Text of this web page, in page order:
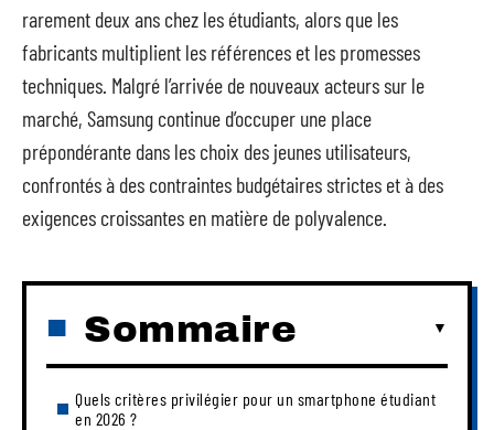
rarement deux ans chez les étudiants, alors que les
fabricants multiplient les références et les promesses
techniques. Malgré l’arrivée de nouveaux acteurs sur le
marché, Samsung continue d’occuper une place
prépondérante dans les choix des jeunes utilisateurs,
confrontés à des contraintes budgétaires strictes et à des
exigences croissantes en matière de polyvalence.
Sommaire
Quels critères privilégier pour un smartphone étudiant
en 2026 ?